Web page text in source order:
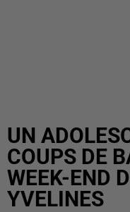
UN
COUPS DE
WEEK-END
YVELINES